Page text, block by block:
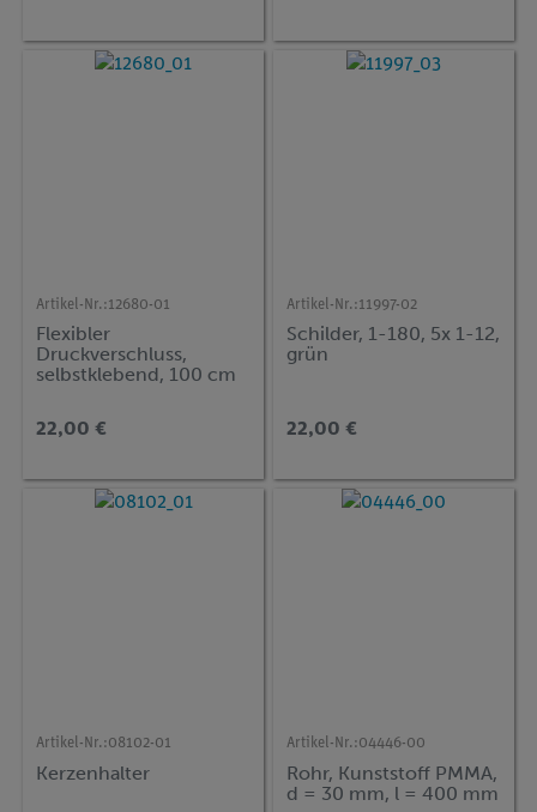
Artikel-Nr.:12680-01
Flexibler
Druckverschluss,
selbstklebend, 100 cm
22,00 €
Artikel-Nr.:11997-02
Schilder, 1-180, 5x 1-12,
grün
22,00 €
Artikel-Nr.:08102-01
Kerzenhalter
Artikel-Nr.:04446-00
Rohr, Kunststoff PMMA,
d = 30 mm, l = 400 mm